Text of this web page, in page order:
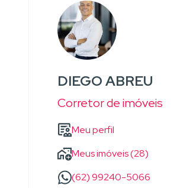
DIEGO ABREU
Corretor de imóveis
Meu perfil
Meus imóveis (28)
(62) 99240-5066